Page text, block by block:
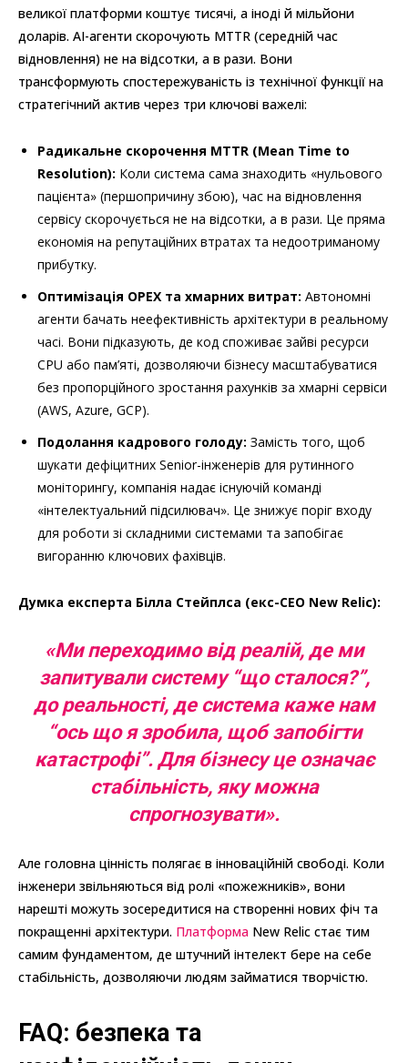
великої платформи коштує тисячі, а іноді й мільйони
доларів. AI-агенти скорочують MTTR (середній час
відновлення) не на відсотки, а в рази. Вони
трансформують спостережуваність із технічної функції на
стратегічний актив через три ключові важелі:
Радикальне скорочення MTTR (Mean Time to
Resolution): Коли система сама знаходить «нульового
пацієнта» (першопричину збою), час на відновлення
сервісу скорочується не на відсотки, а в рази. Це пряма
економія на репутаційних втратах та недоотриманому
прибутку.
Оптимізація OPEX та хмарних витрат: Автономні
агенти бачать неефективність архітектури в реальному
часі. Вони підказують, де код споживає зайві ресурси
CPU або пам’яті, дозволяючи бізнесу масштабуватися
без пропорційного зростання рахунків за хмарні сервіси
(AWS, Azure, GCP).
Подолання кадрового голоду: Замість того, щоб
шукати дефіцитних Senior-інженерів для рутинного
моніторингу, компанія надає існуючій команді
«інтелектуальний підсилювач». Це знижує поріг входу
для роботи зі складними системами та запобігає
вигоранню ключових фахівців.
Думка експерта Білла Стейплса (екс-CEO New Relic):
«Ми переходимо від реалій, де ми
запитували систему “що сталося?”,
до реальності, де система каже нам
“ось що я зробила, щоб запобігти
катастрофі”. Для бізнесу це означає
стабільність, яку можна
спрогнозувати».
Але головна цінність полягає в інноваційній свободі. Коли
інженери звільняються від ролі «пожежників», вони
нарешті можуть зосередитися на створенні нових фіч та
покращенні архітектури. Платформа New Relic стає тим
самим фундаментом, де штучний інтелект бере на себе
стабільність, дозволяючи людям займатися творчістю.
FAQ: безпека та